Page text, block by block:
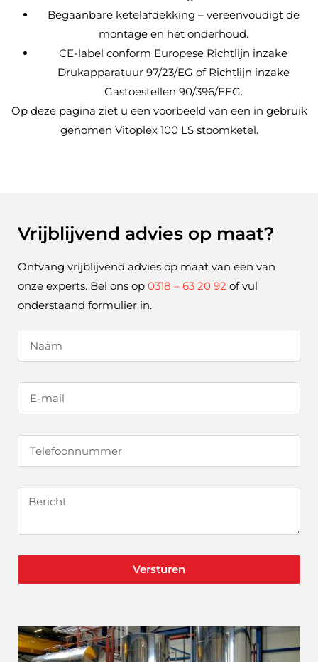
Begaanbare ketelafdekking – vereenvoudigt de
montage en het onderhoud.
CE-label conform Europese Richtlijn inzake
Drukapparatuur 97/23/EG of Richtlijn inzake
Gastoestellen 90/396/EEG.
Op deze pagina ziet u een voorbeeld van een in gebruik
genomen Vitoplex 100 LS stoomketel.
Vrijblijvend advies op maat?
Ontvang vrijblijvend advies op maat van een van
onze experts. Bel ons op 0318 – 63 20 92 of vul
onderstaand formulier in.
Versturen